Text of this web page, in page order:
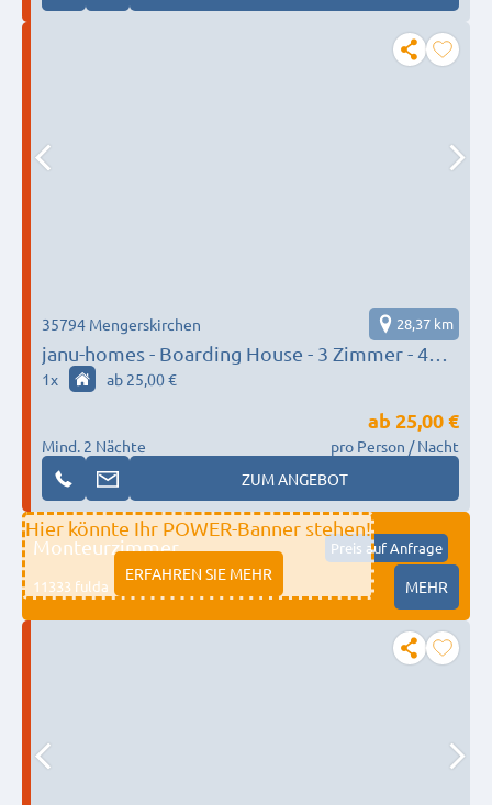
janu-homes - Boarding House - 3 Zimmer - 4
Betten, Waldblick vom Kirchplatz und 1
35794 Mengerskirchen 28,37 km
1x ab 25,00 €
Mind. 2 Nächte
ab 25,00 €
pro Person / Nacht
ZUM ANGEBOT
Hier könnte Ihr POWER-Banner stehen!
ERFAHREN SIE MEHR
Monteurzimmer Preis auf Anfrage
11333 fulda MEHR